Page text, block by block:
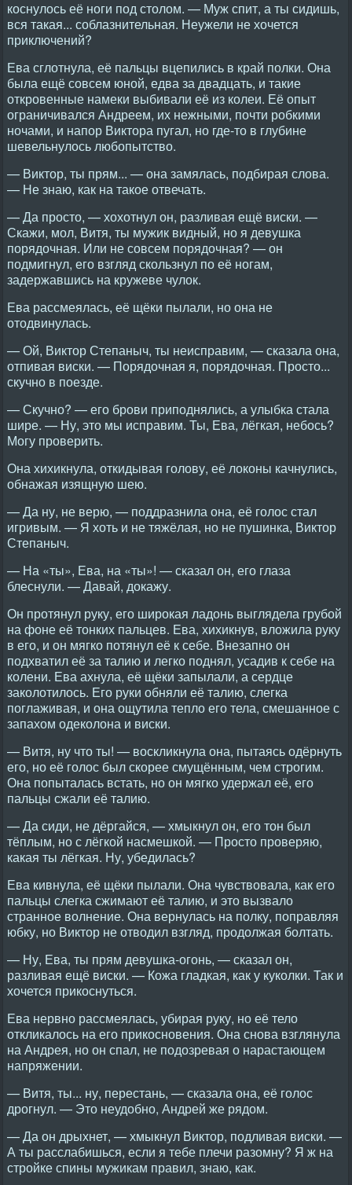
коснулось её ноги под столом. — Муж спит, а ты сидишь,
вся такая... соблазнительная. Неужели не хочется
приключений?
Ева сглотнула, её пальцы вцепились в край полки. Она
была ещё совсем юной, едва за двадцать, и такие
откровенные намеки выбивали её из колеи. Её опыт
ограничивался Андреем, их нежными, почти робкими
ночами, и напор Виктора пугал, но где-то в глубине
шевельнулось любопытство.
— Виктор, ты прям... — она замялась, подбирая слова.
— Не знаю, как на такое отвечать.
— Да просто, — хохотнул он, разливая ещё виски. —
Скажи, мол, Витя, ты мужик видный, но я девушка
порядочная. Или не совсем порядочная? — он
подмигнул, его взгляд скользнул по её ногам,
задержавшись на кружеве чулок.
Ева рассмеялась, её щёки пылали, но она не
отодвинулась.
— Ой, Виктор Степаныч, ты неисправим, — сказала она,
отпивая виски. — Порядочная я, порядочная. Просто...
скучно в поезде.
— Скучно? — его брови приподнялись, а улыбка стала
шире. — Ну, это мы исправим. Ты, Ева, лёгкая, небось?
Могу проверить.
Она хихикнула, откидывая голову, её локоны качнулись,
обнажая изящную шею.
— Да ну, не верю, — поддразнила она, её голос стал
игривым. — Я хоть и не тяжёлая, но не пушинка, Виктор
Степаныч.
— На «ты», Ева, на «ты»! — сказал он, его глаза
блеснули. — Давай, докажу.
Он протянул руку, его широкая ладонь выглядела грубой
на фоне её тонких пальцев. Ева, хихикнув, вложила руку
в его, и он мягко потянул её к себе. Внезапно он
подхватил её за талию и легко поднял, усадив к себе на
колени. Ева ахнула, её щёки запылали, а сердце
заколотилось. Его руки обняли её талию, слегка
поглаживая, и она ощутила тепло его тела, смешанное с
запахом одеколона и виски.
— Витя, ну что ты! — воскликнула она, пытаясь одёрнуть
его, но её голос был скорее смущённым, чем строгим.
Она попыталась встать, но он мягко удержал её, его
пальцы сжали её талию.
— Да сиди, не дёргайся, — хмыкнул он, его тон был
тёплым, но с лёгкой насмешкой. — Просто проверяю,
какая ты лёгкая. Ну, убедилась?
Ева кивнула, её щёки пылали. Она чувствовала, как его
пальцы слегка сжимают её талию, и это вызвало
странное волнение. Она вернулась на полку, поправляя
юбку, но Виктор не отводил взгляд, продолжая болтать.
— Ну, Ева, ты прям девушка-огонь, — сказал он,
разливая ещё виски. — Кожа гладкая, как у куколки. Так и
хочется прикоснуться.
Ева нервно рассмеялась, убирая руку, но её тело
откликалось на его прикосновения. Она снова взглянула
на Андрея, но он спал, не подозревая о нарастающем
напряжении.
— Витя, ты... ну, перестань, — сказала она, её голос
дрогнул. — Это неудобно, Андрей же рядом.
— Да он дрыхнет, — хмыкнул Виктор, подливая виски. —
А ты расслабишься, если я тебе плечи разомну? Я ж на
стройке спины мужикам правил, знаю, как.